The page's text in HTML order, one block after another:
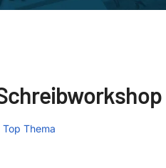
Top Thema